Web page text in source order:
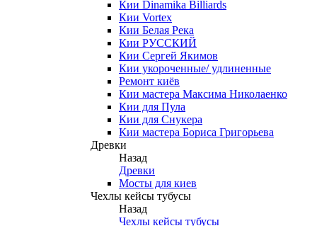
Кии Dinamika Billiards
Кии Vortex
Кии Белая Река
Кии РУССКИЙ
Кии Сергей Якимов
Кии укороченные/ удлиненные
Ремонт киёв
Кии мастера Максима Николаенко
Кии для Пула
Кии для Снукера
Кии мастера Бориса Григорьева
Древки
Назад
Древки
Мосты для киев
Чехлы кейсы тубусы
Назад
Чехлы кейсы тубусы